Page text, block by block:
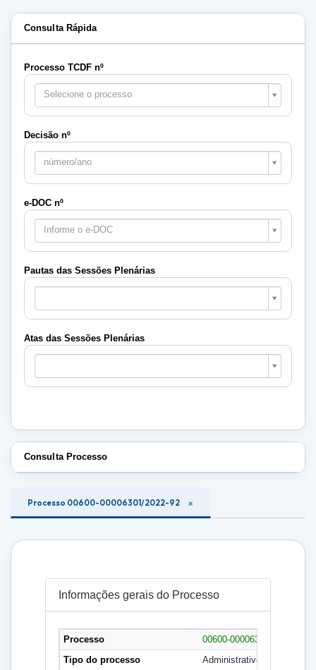
Consulta Rápida
Processo TCDF nº
Selecione o processo
Decisão nº
número/ano
e-DOC nº
Informe o e-DOC
Pautas das Sessões Plenárias
Pautas
Sessões
Plenárias
Atas das Sessões Plenárias
Atas
Sessões
Plenárias
Consulta Processo
Processo 00600-00006301/2022-92
Informações gerais do Processo
Processo 00600-00006301/2022-92
Tipo do processo
Administrativo